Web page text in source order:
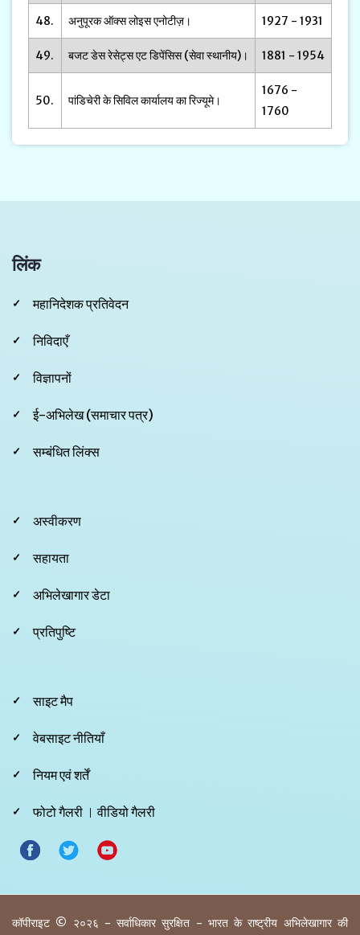
48. अनुपूरक ऑक्स लोइस एनोटीज़। 1927 - 1931
49. बजट डेस रेसेट्स एट डिपेंसिस (सेवा स्थानीय)। 1881 - 1954
50. पांडिचेरी के सिविल कार्यालय का रिज्यूमे।
1676 -
1760
लिंक
महानिदेशक प्रतिवेदन
निविदाएँ
विज्ञापनों
ई-अभिलेख (समाचार पत्र)
सम्बंधित लिंक्स
Footer
अस्वीकरण
सहायता
अभिलेखागार डेटा
प्रतिपुष्टि
Footer
साइट मैप
वेबसाइट नीतियाँ
नियम एवं शर्तें
फोटो गैलरी वीडियो गैलरी
कॉपीराइट © २०२६ - सर्वाधिकार सुरक्षित - भारत के राष्ट्रीय अभिलेखागार की